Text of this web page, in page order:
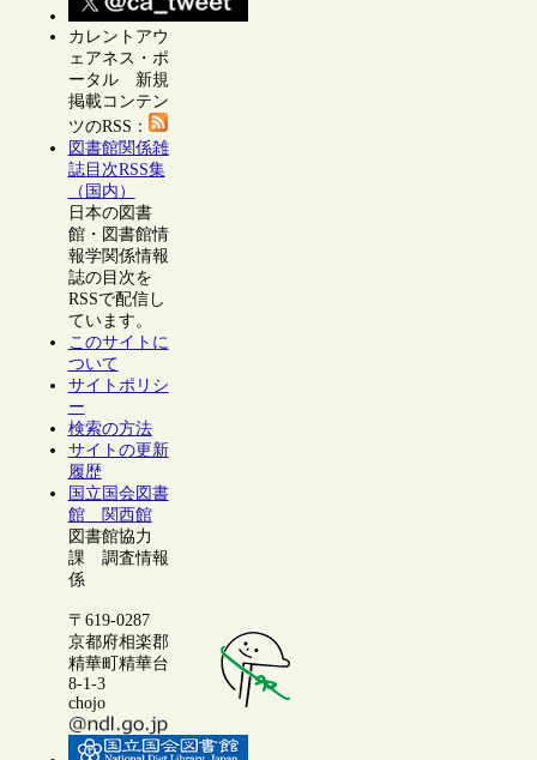
カレントアウ
ェアネス・ポ
ータル 新規
掲載コンテン
ツのRSS：
図書館関係雑
誌目次RSS集
（国内）
日本の図書
館・図書館情
報学関係情報
誌の目次を
RSSで配信し
ています。
このサイトに
ついて
サイトポリシ
ー
検索の方法
サイトの更新
履歴
国立国会図書
館 関西館
図書館協力
課 調査情報
係
〒619-0287
京都府相楽郡
精華町精華台
8-1-3
chojo